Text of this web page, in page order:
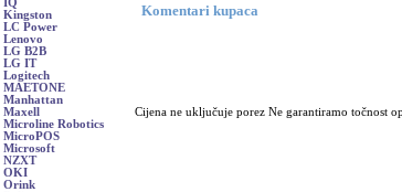
IQ
Kingston
LC Power
Lenovo
LG B2B
LG IT
Logitech
MAETONE
Manhattan
Maxell
Microline Robotics
MicroPOS
Microsoft
NZXT
OKI
Orink
Komentari kupaca
Cijena ne uključuje porez Ne garantiramo točnost